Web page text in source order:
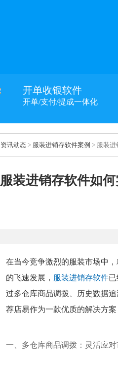
开单收银软件
开单/支付/提成一体化
资讯动态 > 服装进销存软件案例 > 服装进
服装进销存软件如
在当今竞争激烈的服装市场中
的飞速发展， 服装进销存软件已
过多仓库商品调拨、历史数据
荐店易作为一款优质的解决方案
一、多仓库商品调拨：灵活应